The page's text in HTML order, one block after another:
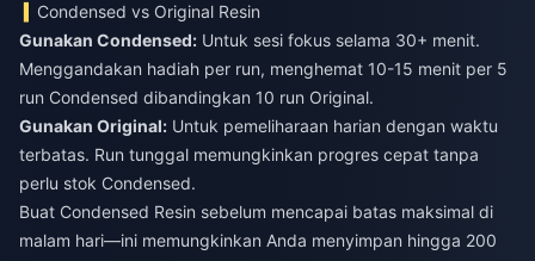
Condensed vs Original Resin
Gunakan Condensed: Untuk sesi fokus selama 30+ menit.
Menggandakan hadiah per run, menghemat 10-15 menit per 5
run Condensed dibandingkan 10 run Original.
Gunakan Original: Untuk pemeliharaan harian dengan waktu
terbatas. Run tunggal memungkinkan progres cepat tanpa
perlu stok Condensed.
Buat Condensed Resin sebelum mencapai batas maksimal di
malam hari—ini memungkinkan Anda menyimpan hingga 200